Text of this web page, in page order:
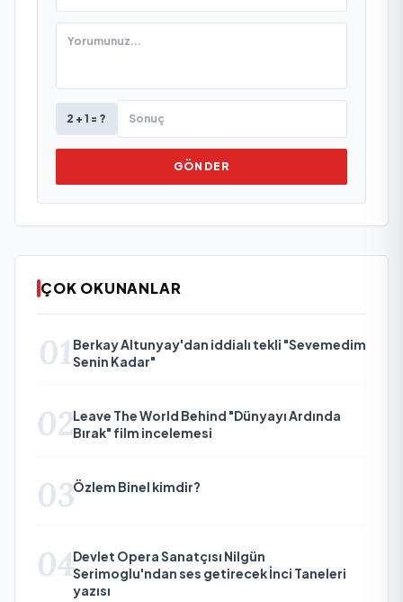
2 + 1 = ?
GÖNDER
ÇOK OKUNANLAR
01 Berkay Altunyay'dan iddialı tekli "Sevemedim
Senin Kadar"
02Leave The World Behind "Dünyayı Ardında
Bırak" film incelemesi
03Özlem Binel kimdir?
04Devlet Opera Sanatçısı Nilgün
Serimoglu'ndan ses getirecek İnci Taneleri
yazısı